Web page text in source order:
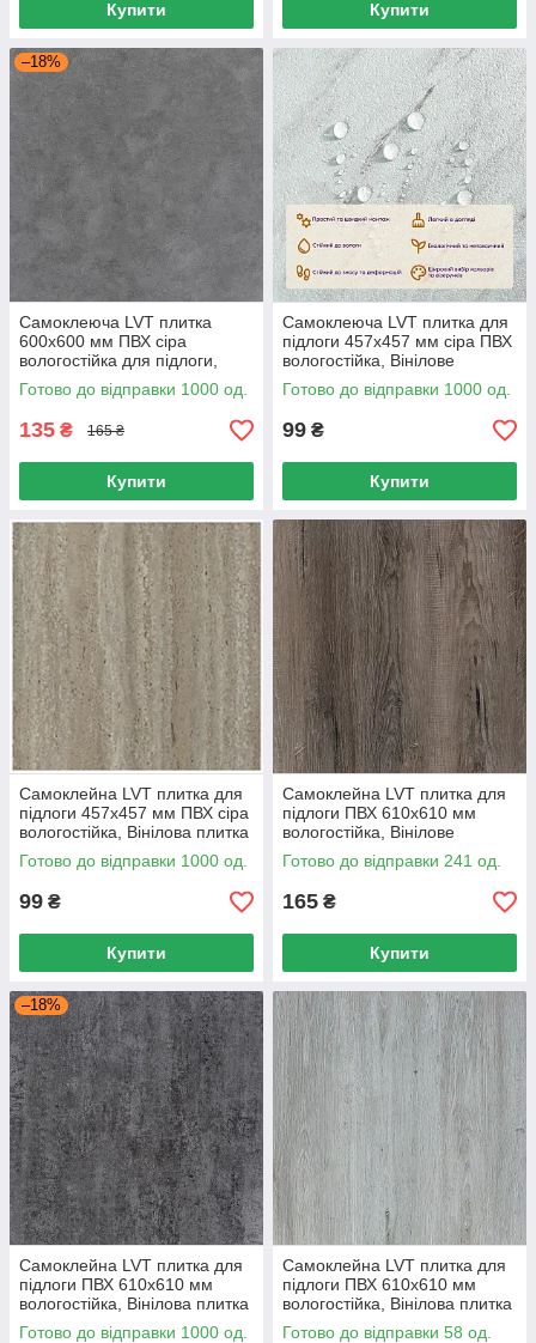
Купити Купити
–18%
Самоклеюча LVT плитка
600х600 мм ПВХ сіра
вологостійка для підлоги,
Вінілова плитка для ремонту
Готово до відправки 1000 од.
135 ₴ 165 ₴
Купити
Самоклеюча LVT плитка для
підлоги 457х457 мм сіра ПВХ
вологостійка, Вінілове
покриття для дому
Готово до відправки 1000 од.
99 ₴
Купити
Самоклейна LVT плитка для
підлоги 457х457 мм ПВХ сіра
вологостійка, Вінілова плитка
для ремонту
Готово до відправки 1000 од.
99 ₴
Купити
Самоклейна LVT плитка для
підлоги ПВХ 610х610 мм
вологостійка, Вінілове
покриття для ремонту
Готово до відправки 241 од.
165 ₴
Купити
–18%
Самоклейна LVT плитка для
підлоги ПВХ 610х610 мм
вологостійка, Вінілова плитка
для кухні та ванної
Готово до відправки 1000 од.
Самоклейна LVT плитка для
підлоги ПВХ 610х610 мм
вологостійка, Вінілова плитка
для кухні та ванної
Готово до відправки 58 од.